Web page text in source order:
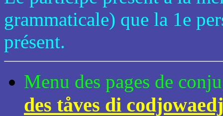
grammaticale) que la 1e
présent.
Menu des pages de
des tåves di